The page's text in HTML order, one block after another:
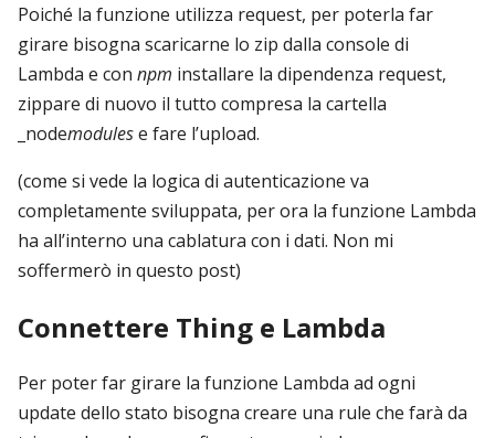
Poiché la funzione utilizza request, per poterla far
girare bisogna scaricarne lo zip dalla console di
Lambda e con npm installare la dipendenza request,
zippare di nuovo il tutto compresa la cartella
_nodemodulese fare l’upload.
(come si vede la logica di autenticazione va
completamente sviluppata, per ora la funzione Lambda
ha all’interno una cablatura con i dati. Non mi
soffermerò in questo post)
Connettere Thing e Lambda
Per poter far girare la funzione Lambda ad ogni
update dello stato bisogna creare una rule che farà da